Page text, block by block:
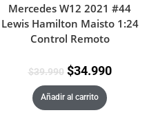
Mercedes W12 2021 #44
Lewis Hamilton Maisto 1:24
Control Remoto
$39.990 $34.990
Añadir al carrito